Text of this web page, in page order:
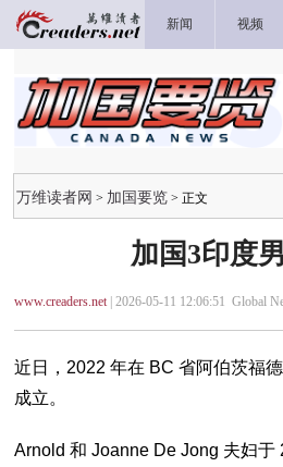
新闻 视频
万维读者网 > 加国要览 > 正文
加国3印度
www.creaders.net| 2026-05-11 12:06:51 Global
近日，2022 年在 BC 省阿伯茨福
成立。
Arnold 和 Joanne De Jong 夫妇